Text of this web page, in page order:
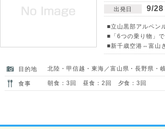
出発日 9/28
■立山黒部アルペン
■「6つの乗り物」
■新千歳空港⇔富山
目的地 北陸・甲信越・東海／富山県・長野県・
食事 朝食：3回 昼食：2回 夕食：3回